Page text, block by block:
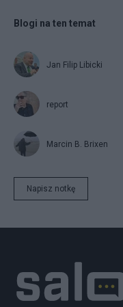
Blogi na ten temat
Jan Filip Libicki
report
Marcin B. Brixen
Napisz notkę